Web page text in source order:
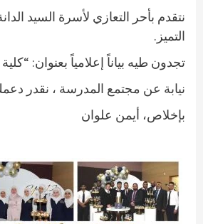
نتقدم بأحر التعازي لأسرة السيد
التميز.
تجدون طيه بياناً إعلامياً بعنوان:
نيابة عن مجتمع المدرسة ، نقدر
بإخلاص، أيمن علوان